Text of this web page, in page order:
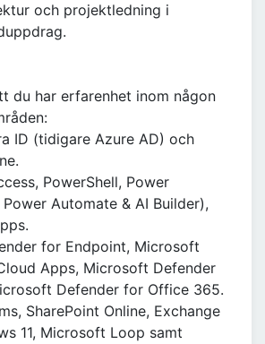
och projektledning i
du har erfarenhet inom någon
ID (tidigare Azure AD) och
PowerShell, Power
Automate & AI Builder),
for Endpoint, Microsoft
Apps, Microsoft Defender
Defender for Office 365.
SharePoint Online, Exchange
11, Microsoft Loop samt